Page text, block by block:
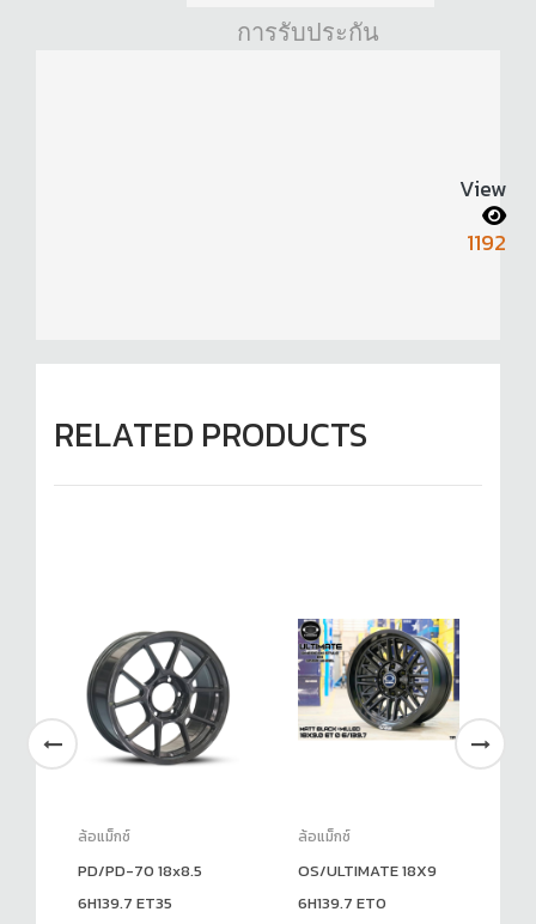
การรับประกัน
View
1192
RELATED PRODUCTS
ล้อแม็กซ์
PD/PD-70 18x8.5
6H139.7 ET35
ล้อแม็กซ์
OS/ULTIMATE 18X9
6H139.7 ET0